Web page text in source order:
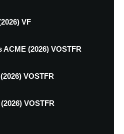
VF
(2026) VOSTFR
VOSTFR
VOSTFR